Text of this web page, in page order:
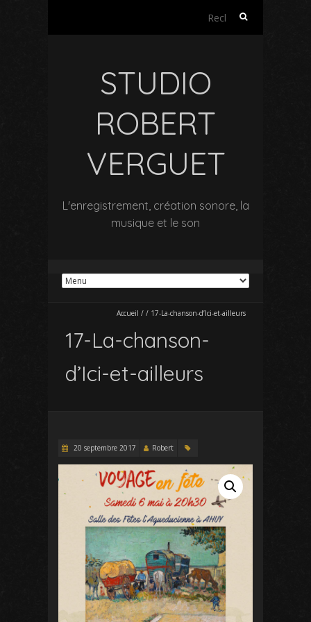
Rechercher :
STUDIO
ROBERT
VERGUET
L'enregistrement, création sonore, la
musique et le son
Accueil / / 17-La-chanson-d’Ici-et-ailleurs
17-La-chanson-
d’Ici-et-ailleurs
20 septembre 2017 Robert